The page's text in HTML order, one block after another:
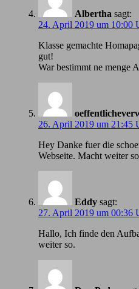
Albertha sagt:
24. April 2019 um 10:00
Klasse gemachte
gut!
War bestimmt ne menge
26. April 2019 um 21:45
Hey Danke fuer die
Webseite. Macht weiter
Eddy sagt:
27. April 2019 um 00:36
Hallo, Ich finde den
weiter so.